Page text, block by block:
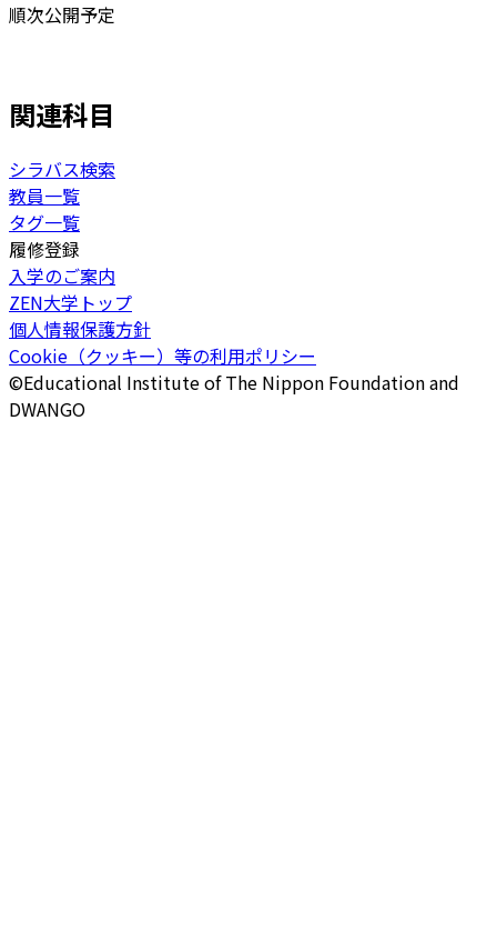
順次公開予定
関連科目
シラバス検索
教員一覧
タグ一覧
履修登録
入学のご案内
ZEN大学トップ
個人情報保護方針
Cookie（クッキー）等の利用ポリシー
©Educational Institute of The Nippon Foundation and
DWANGO